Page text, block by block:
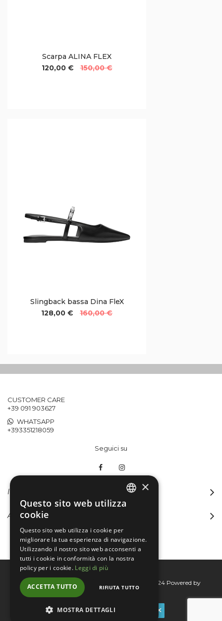
Scarpa ALINA FLEX
120,00 €
150,00 €
Slingback bassa Dina FleX
128,00 €
160,00 €
CUSTOMER CARE
+39 091 903627
WHATSAPP
+393351218059
Seguici su
INFORMAZIONI
ACCOUNT
Bertini group srl © 2015-2026 - P.I. 06076830824 Powered by
Connecta
×
Questo sito web utilizza
cookie
Questo sito web utilizza i cookie per
migliorare la tua esperienza di navigazione.
Utilizzando il nostro sito web acconsenti a
tutti i cookie in conformità con la nostra
policy per i cookie. Leggi di più
ACCETTA TUTTO RIFIUTA TUTTO
MOSTRA DETTAGLI